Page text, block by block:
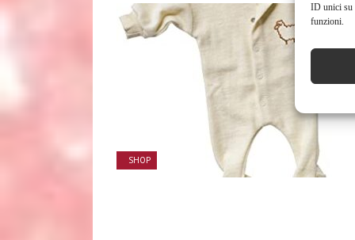
ID unici su
funzioni.
SHOP